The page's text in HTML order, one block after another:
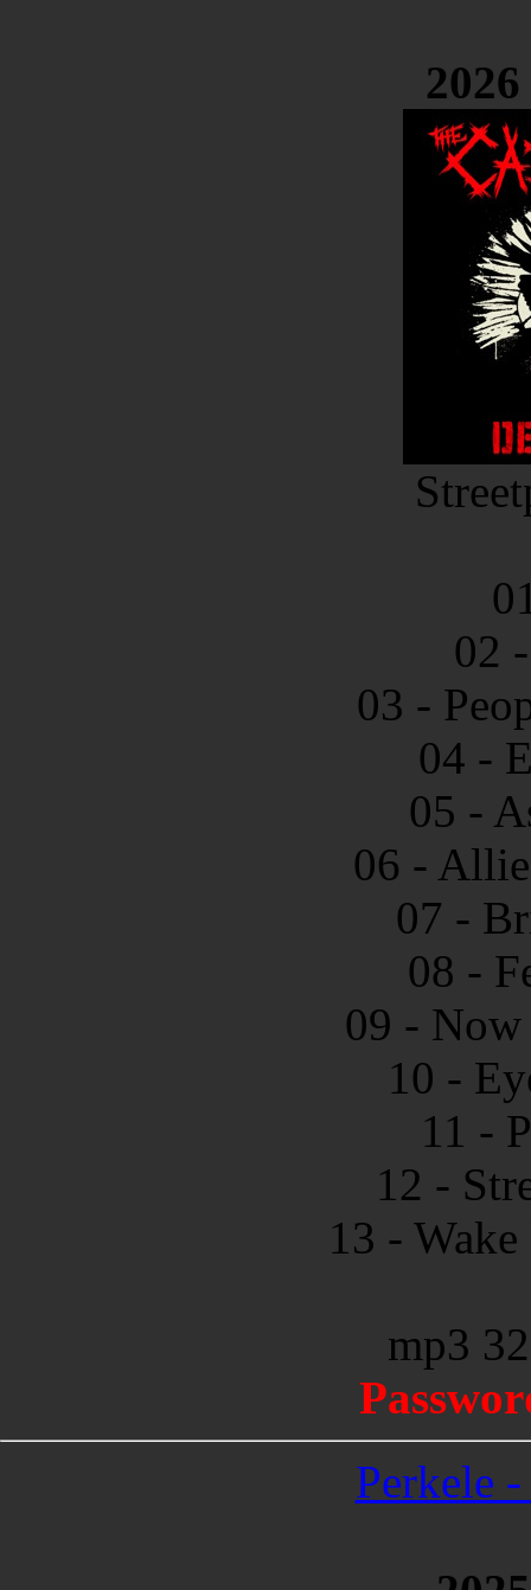
02
03 -
04 -
05 -
06 -
07 -
08 -
09 -
10 -
11 -
12 -
13 -
mp3
Perkele